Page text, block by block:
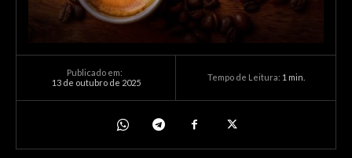
Publicado em:
13 de outubro de 2025
Tempo de Leitura: 1 min.